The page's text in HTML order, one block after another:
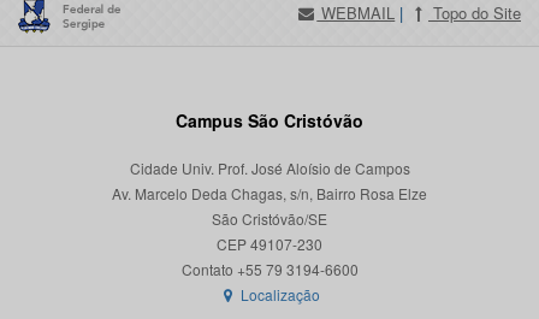
WEBMAIL | Topo do Site
Campus São Cristóvão
Cidade Univ. Prof. José Aloísio de Campos
Av. Marcelo Deda Chagas, s/n, Bairro Rosa Elze
São Cristóvão/SE
CEP 49107-230
Localização